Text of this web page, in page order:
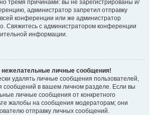
тремя причинами: вы не зарегистрированы и/
администратор запретил отправку
конференции или же администратор
Свяжитесь с администратором конференции
информации.
нежелательные личные сообщения!
удалять личные сообщения пользователей,
сообщений в вашем личном разделе. Если вы
личные сообщения от конкретного
жалобы на сообщения модераторам; они
отправку личных сообщений.